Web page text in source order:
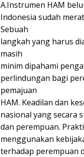
A.Instrumen HAM
Indonesia sudah
Sebuah
langkah yang harus
masih
minim dipahami
perlindungan bagi
pemajuan
HAM. Keadilan dan
nasional yang secara
dan perempuan.
menggunakan
terhadap perempuan